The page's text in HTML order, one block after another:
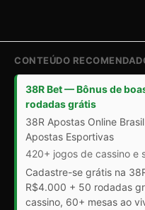
CONTEÚDO
38R Bet — Bônus de
rodadas grátis
38R Apostas Online
Apostas Esportivas
420+ jogos de cassino e
Cadastre-se grátis na
R$4.000 + 50 rodadas
cassino, 60+ mesas ao